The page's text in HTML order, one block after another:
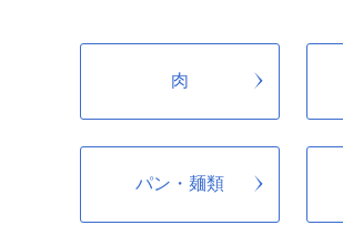
肉
パン・麺類